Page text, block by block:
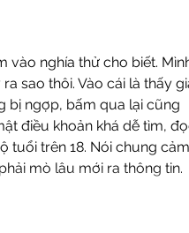
vào nghía thử cho biết.
sao thôi. Vào cái là thấy
bị ngợp, bấm qua lại cũng
điều khoản khá dễ tìm,
tuổi trên 18. Nói chung cảm
mò lâu mới ra thông tin.